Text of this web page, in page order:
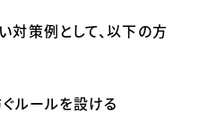
対策例として、以下の方
ルールを設ける